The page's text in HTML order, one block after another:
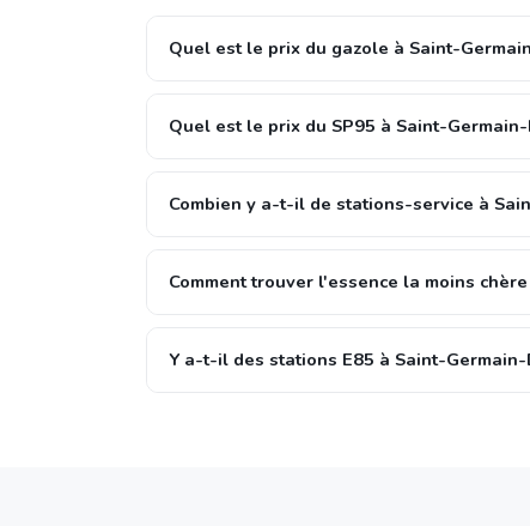
Quel est le prix du gazole à Saint-
Quel est le prix du SP95 à Saint-
Combien y a-t-il de stations-service à
Comment trouver l'essence la moins
Y a-t-il des stations E85 à Saint-Germain-